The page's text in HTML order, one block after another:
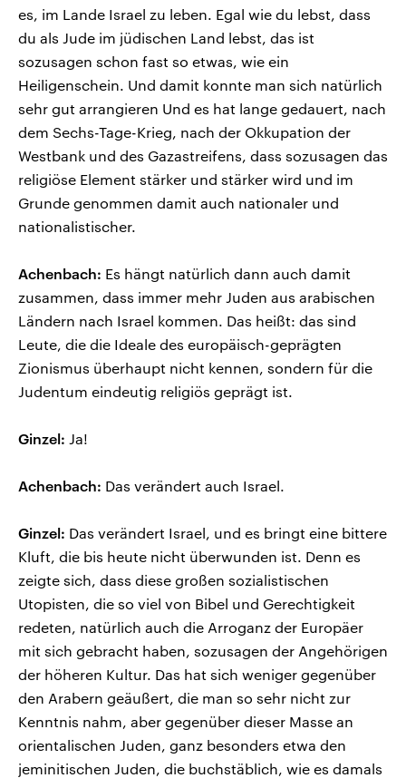
es, im Lande Israel zu leben. Egal wie du lebst, dass
du als Jude im jüdischen Land lebst, das ist
sozusagen schon fast so etwas, wie ein
Heiligenschein. Und damit konnte man sich natürlich
sehr gut arrangieren Und es hat lange gedauert, nach
dem Sechs-Tage-Krieg, nach der Okkupation der
Westbank und des Gazastreifens, dass sozusagen das
religiöse Element stärker und stärker wird und im
Grunde genommen damit auch nationaler und
nationalistischer.
Achenbach: Es hängt natürlich dann auch damit
zusammen, dass immer mehr Juden aus arabischen
Ländern nach Israel kommen. Das heißt: das sind
Leute, die die Ideale des europäisch-geprägten
Zionismus überhaupt nicht kennen, sondern für die
Judentum eindeutig religiös geprägt ist.
Ginzel: Ja!
Achenbach: Das verändert auch Israel.
Ginzel: Das verändert Israel, und es bringt eine bittere
Kluft, die bis heute nicht überwunden ist. Denn es
zeigte sich, dass diese großen sozialistischen
Utopisten, die so viel von Bibel und Gerechtigkeit
redeten, natürlich auch die Arroganz der Europäer
mit sich gebracht haben, sozusagen der Angehörigen
der höheren Kultur. Das hat sich weniger gegenüber
den Arabern geäußert, die man so sehr nicht zur
Kenntnis nahm, aber gegenüber dieser Masse an
orientalischen Juden, ganz besonders etwa den
jeminitischen Juden, die buchstäblich, wie es damals